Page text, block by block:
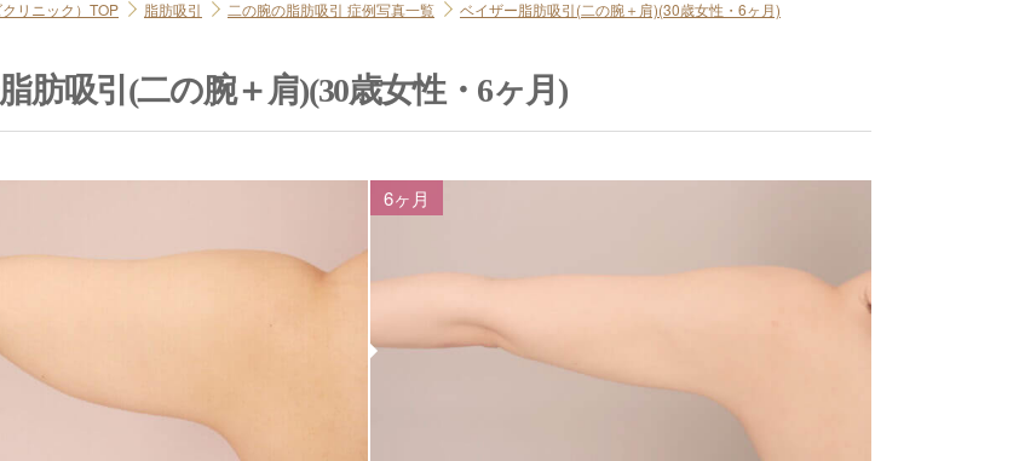
リニック）TOP 脂肪吸引 二の腕の脂肪吸引 症例写真一覧 ベイザー脂肪吸引(二の腕＋肩)(30歳女性・6ヶ月)
肪吸引(二の腕＋肩)(30歳女性・6ヶ月)
6ヶ月